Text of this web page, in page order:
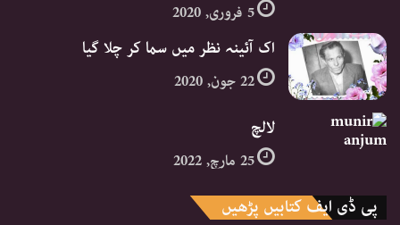
5 فروری, 2020
اک آئینہ نظر میں سما کر چلا گیا
22 جون, 2020
لالچ
25 مارچ, 2022
پی ڈی ایف کتابیں پڑھیں